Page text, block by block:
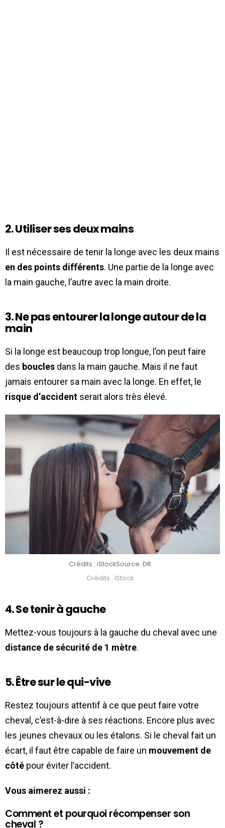
2. Utiliser ses deux mains
Il est nécessaire de tenir la longe avec les deux mains
en des points différents. Une partie de la longe avec
la main gauche, l’autre avec la main droite.
3. Ne pas entourer la longe autour de la
main
Si la longe est beaucoup trop longue, l’on peut faire
des boucles dans la main gauche. Mais il ne faut
jamais entourer sa main avec la longe. En effet, le
risque d’accident serait alors très élevé.
Crédits : iStockSource: DR
Crédits : iStock
4. Se tenir à gauche
Mettez-vous toujours à la gauche du cheval avec une
distance de sécurité de 1 mètre.
5. Être sur le qui-vive
Restez toujours attentif à ce que peut faire votre
cheval, c’est-à-dire à ses réactions. Encore plus avec
les jeunes chevaux ou les étalons. Si le cheval fait un
écart, il faut être capable de faire un mouvement de
côté pour éviter l’accident.
Vous aimerez aussi :
Comment et pourquoi récompenser son
cheval ?